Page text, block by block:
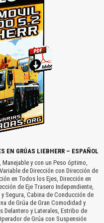
EN GRÚAS LIEBHERR – ESPAÑOL
y con un Peso óptimo,
de Dirección con Dirección de
en Todos los Ejes, Dirección en
de Eje Trasero Independiente,
Segura, Cabina de Conducción de
de Grúa de Gran Comodidad y
Delantero y Laterales, Estribo de
de Grúa con Suspensión